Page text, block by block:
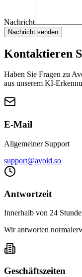
Nachricht
Nachricht senden
Kontaktieren
Haben Sie Fragen zu
aus unserem KI-
E-Mail
Allgemeiner Support
support@avoid.so
Antwortzeit
Innerhalb von 24
Wir antworten
Geschäftszeiten